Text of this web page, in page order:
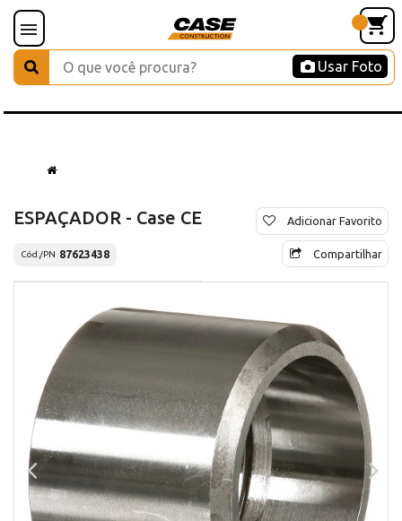
Usar Foto
ESPAÇADOR - Case CE
Cód./PN 87623438
Adicionar Favorito
Compartilhar